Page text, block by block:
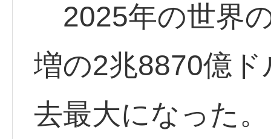
2025年の世界
増の2兆8870億
去最大になった。